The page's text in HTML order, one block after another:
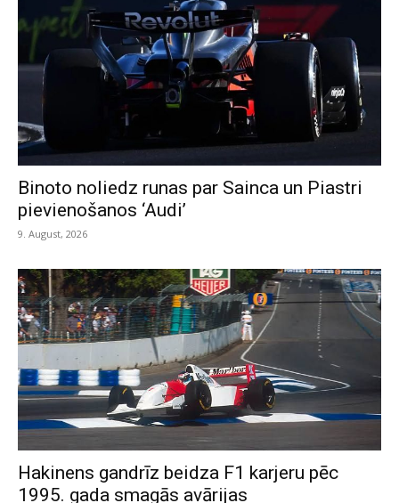
Binoto noliedz runas par Sainca un Piastri
pievienošanos ‘Audi’
9. August, 2026
Hakinens gandrīz beidza F1 karjeru pēc
1995. gada smagās avārijas